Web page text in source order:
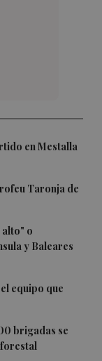
en Mestalla
Taronja de
alto" o
y Baleares
equipo que
brigadas se